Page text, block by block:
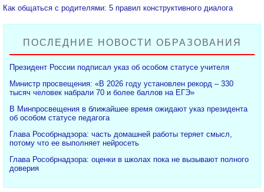
Как общаться с родителями: 5 правил конструктивного диалога
ПОСЛЕДНИЕ НОВОСТИ ОБРАЗОВАНИЯ
Президент России подписал указ об особом статусе учителя
Министр просвещения: «В 2026 году установлен рекорд – 330
тысяч человек набрали 70 и более баллов на ЕГЭ»
В Минпросвещения в ближайшее время ожидают указ президента
об особом статусе педагога
Глава Рособрнадзора: часть домашней работы теряет смысл,
потому что ее выполняет нейросеть
Глава Рособрнадзора: оценки в школах пока не вызывают полного
доверия